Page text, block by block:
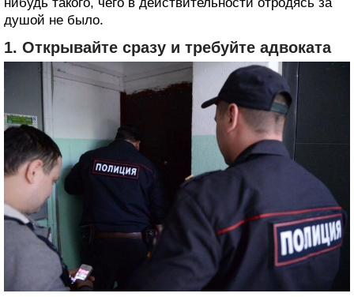
душой не было.
1. Открывайте сразу и требуйте адвоката